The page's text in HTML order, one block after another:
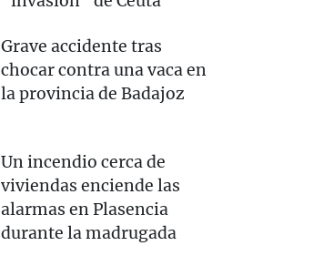
Grave accidente tras
chocar contra una vaca en
la provincia de Badajoz
Un incendio cerca de
viviendas enciende las
alarmas en Plasencia
durante la madrugada